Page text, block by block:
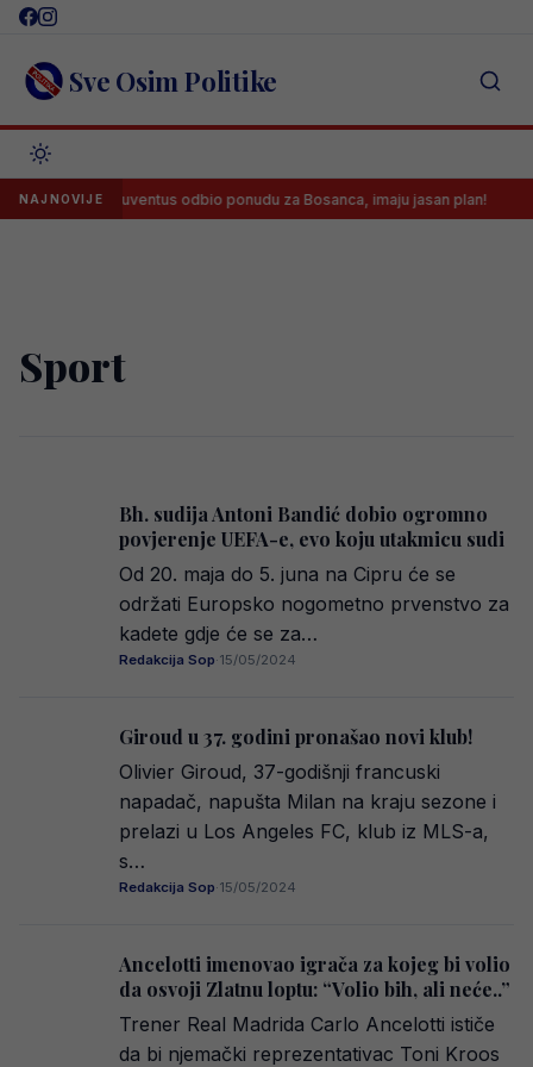
Skip
content Sve Osim Politike
NAJNOVIJEJuventus odbio ponudu za Bosanca, imaju jasan plan!
Sport
Bh. sudija Antoni Bandić dobio ogromno
povjerenje UEFA-e, evo koju utakmicu sudi
Od 20. maja do 5. juna na Cipru će se
održati Europsko nogometno prvenstvo za
kadete gdje će se za…
Redakcija Sop·15/05/2024
Giroud u 37. godini pronašao novi klub!
Olivier Giroud, 37-godišnji francuski
napadač, napušta Milan na kraju sezone i
prelazi u Los Angeles FC, klub iz MLS-a,
s…
Redakcija Sop·15/05/2024
Ancelotti imenovao igrača za kojeg bi volio
da osvoji Zlatnu loptu: “Volio bih, ali neće..”
Trener Real Madrida Carlo Ancelotti ističe
da bi njemački reprezentativac Toni Kroos